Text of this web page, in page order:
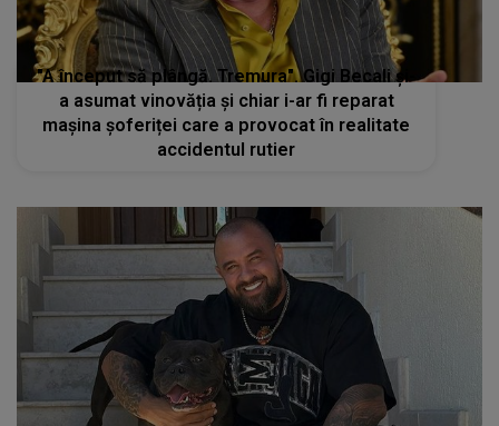
"A început să plângă. Tremura". Gigi Becali și-
a asumat vinovăția și chiar i-ar fi reparat
mașina șoferiței care a provocat în realitate
accidentul rutier